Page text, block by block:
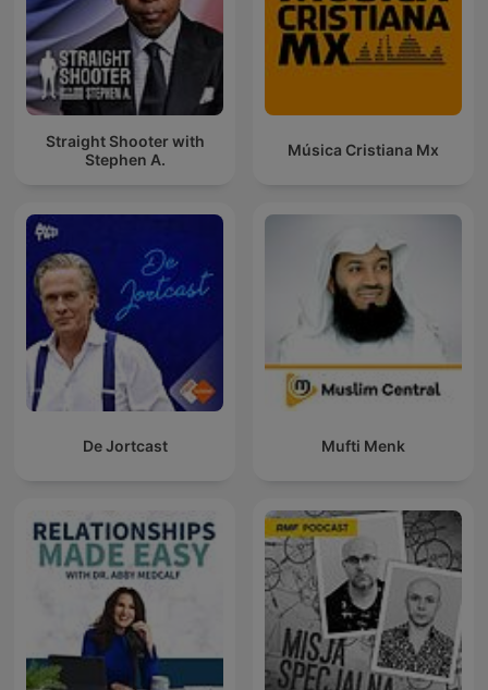
Straight Shooter with
Stephen A.
Música Cristiana Mx
De Jortcast Mufti Menk